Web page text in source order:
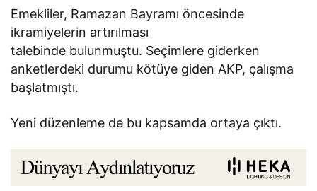
Emekliler, Ramazan Bayramı öncesinde
ikramiyelerin artırılması
talebinde bulunmuştu. Seçimlere giderken
anketlerdeki durumu kötüye giden AKP, çalışma
başlatmıştı.
Yeni düzenleme de bu kapsamda ortaya çıktı.